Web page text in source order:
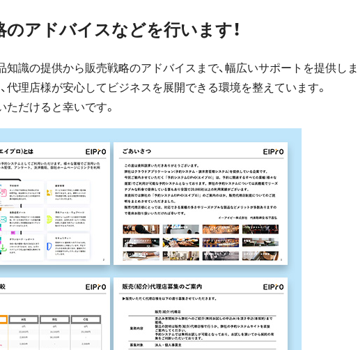
アドバイスなどを行います！
識の提供から販売戦略のアドバイスまで、幅広いサポートを提供し
理店様が安心してビジネスを展開できる環境を整えています。
だけると幸いです。